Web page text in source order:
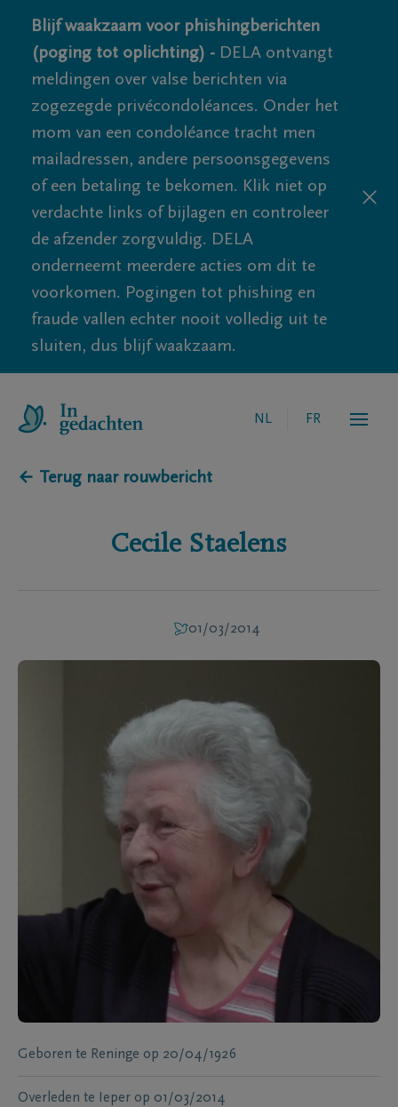
Blijf waakzaam voor phishingberichten
(poging tot oplichting) - DELA ontvangt
meldingen over valse berichten via
zogezegde privécondoléances. Onder het
mom van een condoléance tracht men
mailadressen, andere persoonsgegevens
of een betaling te bekomen. Klik niet op
verdachte links of bijlagen en controleer
de afzender zorgvuldig. DELA
onderneemt meerdere acties om dit te
voorkomen. Pogingen tot phishing en
fraude vallen echter nooit volledig uit te
sluiten, dus blijf waakzaam.
NL FR
← Terug naar rouwbericht
Cecile Staelens
01/03/2014
Geboren te Reninge op 20/04/1926
Overleden te Ieper op 01/03/2014